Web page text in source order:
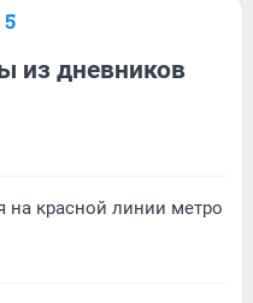
из дневников
на красной линии метро